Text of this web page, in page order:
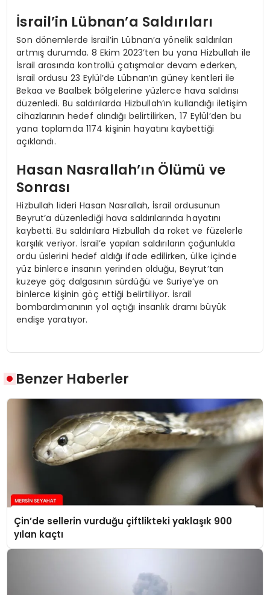
İsrail’in Lübnan’a Saldırıları
Son dönemlerde İsrail’in Lübnan’a yönelik saldırıları
artmış durumda. 8 Ekim 2023’ten bu yana Hizbullah ile
İsrail arasında kontrollü çatışmalar devam ederken,
İsrail ordusu 23 Eylül’de Lübnan’ın güney kentleri ile
Bekaa ve Baalbek bölgelerine yüzlerce hava saldırısı
düzenledi. Bu saldırılarda Hizbullah’ın kullandığı iletişim
cihazlarının hedef alındığı belirtilirken, 17 Eylül’den bu
yana toplamda 1174 kişinin hayatını kaybettiği
açıklandı.
Hasan Nasrallah’ın Ölümü ve
Sonrası
Hizbullah lideri Hasan Nasrallah, İsrail ordusunun
Beyrut’a düzenlediği hava saldırılarında hayatını
kaybetti. Bu saldırılara Hizbullah da roket ve füzelerle
karşılık veriyor. İsrail’e yapılan saldırıların çoğunlukla
ordu üslerini hedef aldığı ifade edilirken, ülke içinde
yüz binlerce insanın yerinden olduğu, Beyrut’tan
kuzeye göç dalgasının sürdüğü ve Suriye’ye on
binlerce kişinin göç ettiği belirtiliyor. İsrail
bombardımanının yol açtığı insanlık dramı büyük
endişe yaratıyor.
Benzer Haberler
Çin’de sellerin vurduğu çiftlikteki yaklaşık 900
yılan kaçtı